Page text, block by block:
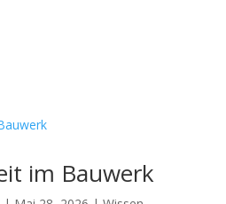
im Bauwerk